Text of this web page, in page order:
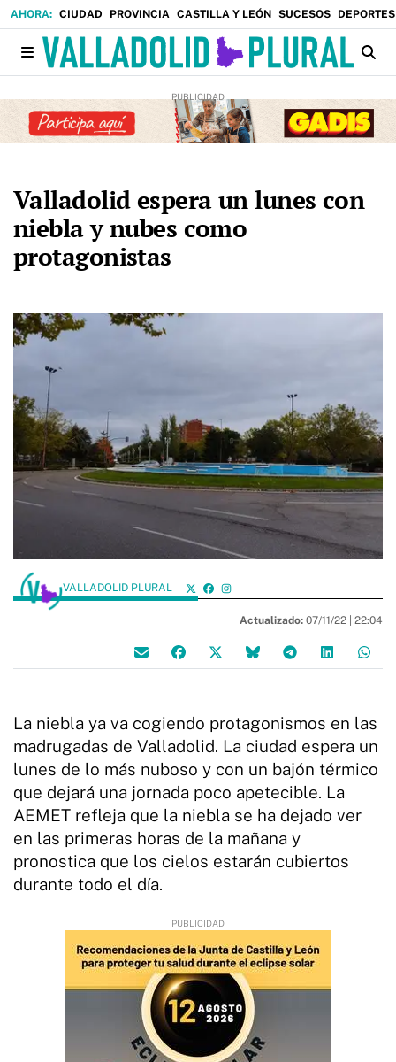
CIUDAD PROVINCIA CASTILLA Y LEÓN SUCESOS DEPORTES
Valladolid espera un lunes con
niebla y nubes como
protagonistas
VALLADOLID PLURAL
Actualizado: 07/11/22 | 22:04
La niebla ya va cogiendo protagonismos en las
madrugadas de Valladolid. La ciudad espera un
lunes de lo más nuboso y con un bajón térmico
que dejará una jornada poco apetecible. La
AEMET refleja que la niebla se ha dejado ver
en las primeras horas de la mañana y
pronostica que los cielos estarán cubiertos
durante todo el día.